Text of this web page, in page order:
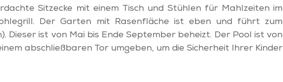
Sitzecke mit einem Tisch und Stühlen für Mahlzeiten im
Der Garten mit Rasenfläche ist eben und führt zum
Dieser ist von Mai bis Ende September beheizt. Der Pool ist von
abschließbaren Tor umgeben, um die Sicherheit Ihrer Kinder